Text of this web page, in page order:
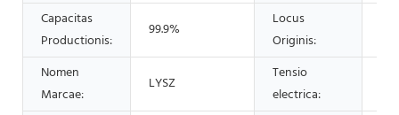
Capacitas
Productionis:
99.9%
Locus
Originis:
Nomen
Marcae:
LYSZ
Tensio
electrica: